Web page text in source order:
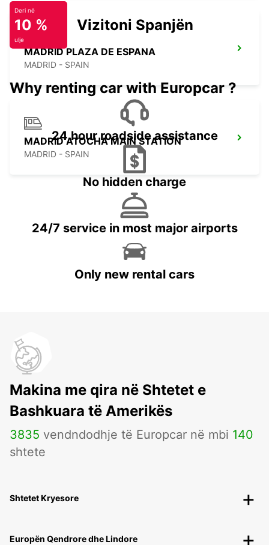
MADRID PLAZA DE ESPANA
MADRID - SPAIN
MADRID ATOCHA MAIN STATION
MADRID - SPAIN
Deri në
10 %
ulje
Vizitoni Spanjën
Why renting car with Europcar ?
24 hour roadside assistance
No hidden charge
24/7 service in most major airports
Only new rental cars
Makina me qira në Shtetet e
Bashkuara të Amerikës
3835 vendndodhje të Europcar në mbi 140
shtete
Shtetet Kryesore
Europën Qendrore dhe Lindore